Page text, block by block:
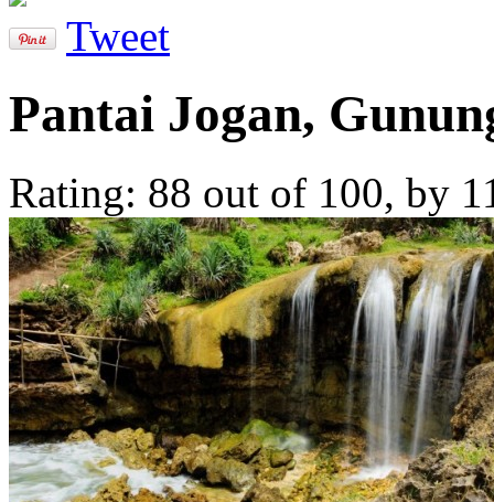
Tweet
Pantai Jogan,
Rating: 88 out of 100, by